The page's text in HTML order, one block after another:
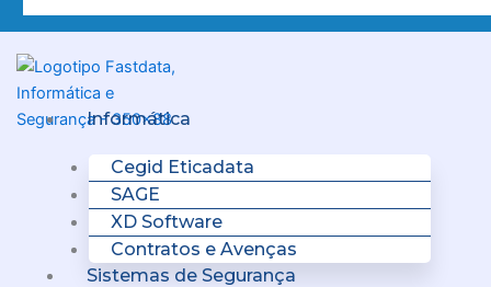
Informática
Cegid Eticadata
SAGE
XD Software
Contratos e Avenças
Sistemas de Segurança
Menu